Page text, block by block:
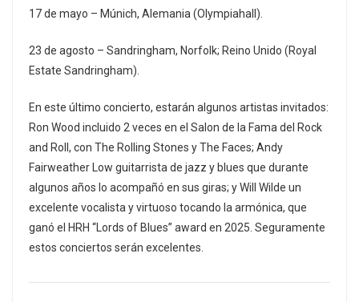
17 de mayo – Múnich, Alemania (Olympiahall).
23 de agosto – Sandringham, Norfolk; Reino Unido (Royal
Estate Sandringham).
En este último concierto, estarán algunos artistas invitados:
Ron Wood incluido 2 veces en el Salon de la Fama del Rock
and Roll, con The Rolling Stones y The Faces; Andy
Fairweather Low guitarrista de jazz y blues que durante
algunos años lo acompañó en sus giras; y Will Wilde un
excelente vocalista y virtuoso tocando la armónica, que
ganó el HRH “Lords of Blues” award en 2025. Seguramente
estos conciertos serán excelentes.